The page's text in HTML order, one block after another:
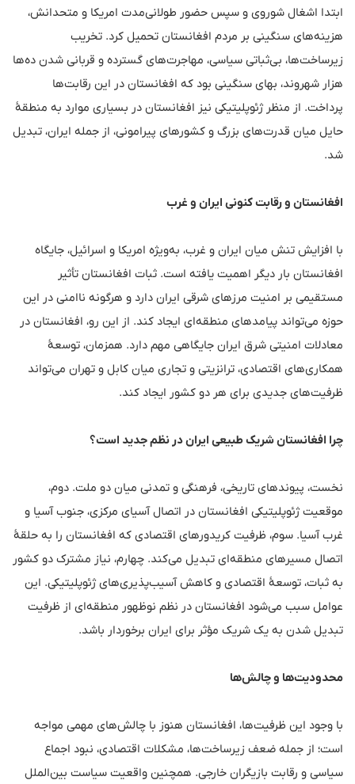
ابتدا اشغال شوروی و سپس حضور طولانی‌مدت امریکا و متحدانش،
هزینه‌های سنگینی بر مردم افغانستان تحمیل کرد. تخریب
زیرساخت‌ها، بی‌ثباتی سیاسی، مهاجرت‌های گسترده و قربانی شدن ده‌ها
هزار شهروند، بهای سنگینی بود که افغانستان در این رقابت‌ها
پرداخت. از منظر ژئوپلیتیکی نیز افغانستان در بسیاری موارد به منطقهٔ
حایل میان قدرت‌های بزرگ و کشورهای پیرامونی، از جمله ایران، تبدیل
شد.
افغانستان و رقابت کنونی ایران و غرب
با افزایش تنش میان ایران و غرب، به‌ویژه امریکا و اسرائیل، جایگاه
افغانستان بار دیگر اهمیت یافته است. ثبات افغانستان تأثیر
مستقیمی بر امنیت مرزهای شرقی ایران دارد و هرگونه ناامنی در این
حوزه می‌تواند پیامدهای منطقه‌ای ایجاد کند. از این رو، افغانستان در
معادلات امنیتی شرق ایران جایگاهی مهم دارد. همزمان، توسعهٔ
همکاری‌های اقتصادی، ترانزیتی و تجاری میان کابل و تهران می‌تواند
ظرفیت‌های جدیدی برای هر دو کشور ایجاد کند.
چرا افغانستان شریک طبیعی ایران در نظم جدید است؟
نخست، پیوندهای تاریخی، فرهنگی و تمدنی میان دو ملت. دوم،
موقعیت ژئوپلیتیکی افغانستان در اتصال آسیای مرکزی، جنوب آسیا و
غرب آسیا. سوم، ظرفیت کریدورهای اقتصادی که افغانستان را به حلقهٔ
اتصال مسیرهای منطقه‌ای تبدیل می‌کند. چهارم، نیاز مشترک دو کشور
به ثبات، توسعهٔ اقتصادی و کاهش آسیب‌پذیری‌های ژئوپلیتیکی. این
عوامل سبب می‌شود افغانستان در نظم نوظهور منطقه‌ای از ظرفیت
تبدیل شدن به یک شریک مؤثر برای ایران برخوردار باشد.
محدودیت‌ها و چالش‌ها
با وجود این ظرفیت‌ها، افغانستان هنوز با چالش‌های مهمی مواجه
است؛ از جمله ضعف زیرساخت‌ها، مشکلات اقتصادی، نبود اجماع
سیاسی و رقابت بازیگران خارجی. همچنین واقعیت سیاست بین‌الملل